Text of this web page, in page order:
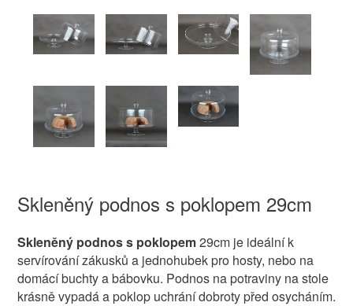
Skleněný podnos s poklopem 29cm
Skleněný podnos s poklopem29cm je ideální k
servírování zákusků a jednohubek pro hosty, nebo na
domácí buchty a bábovku. Podnos na potraviny na stole
krásně vypadá a poklop uchrání dobroty před osycháním.